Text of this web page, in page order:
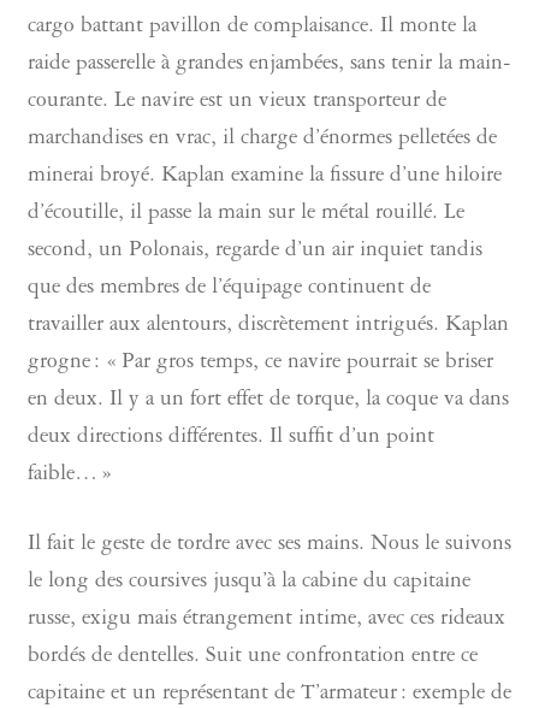
cargo battant pavillon de complaisance. Il monte la
raide passerelle à grandes enjambées, sans tenir la main-
courante. Le navire est un vieux transporteur de
marchandises en vrac, il charge d’énormes pelletées de
minerai broyé. Kaplan examine la fissure d’une hiloire
d’écoutille, il passe la main sur le métal rouillé. Le
second, un Polonais, regarde d’un air inquiet tandis
que des membres de l’équipage continuent de
travailler aux alentours, discrètement intrigués. Kaplan
grogne : « Par gros temps, ce navire pourrait se briser
en deux. Il y a un fort effet de torque, la coque va dans
deux directions différentes. Il suffit d’un point
faible… »
Il fait le geste de tordre avec ses mains. Nous le suivons
le long des coursives jusqu’à la cabine du capitaine
russe, exigu mais étrangement intime, avec ces rideaux
bordés de dentelles. Suit une confrontation entre ce
capitaine et un représentant de T’armateur : exemple de